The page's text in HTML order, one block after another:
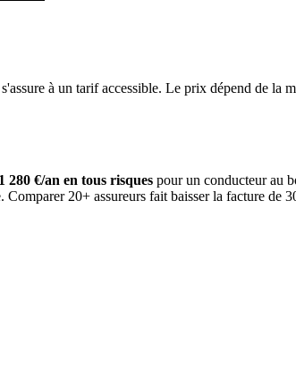
à un tarif accessible. Le prix dépend de la
280 €/an en tous risques pour un conducteur au
20+ assureurs fait baisser la facture de